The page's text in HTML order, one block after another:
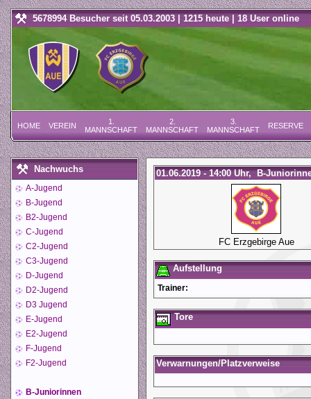
5678994 Besucher seit 05.03.2003 | 1215 heute | 18 User online
HOME VEREIN
1.
MANNSCHAFT
2.
MANNSCHAFT
3.
MANNSCHAFT
RESERVE
Nachwuchs
A-Jugend
B-Jugend
B2-Jugend
C-Jugend
C2-Jugend
C3-Jugend
D-Jugend
D2-Jugend
D3 Jugend
E-Jugend
E2-Jugend
F-Jugend
F2-Jugend
B-Juniorinnen
01.06.2019 - 14:00 Uhr, B-
FC Erzgebirge Aue
Aufstellung
Trainer:
Tore
Verwarnungen/Platzverweise